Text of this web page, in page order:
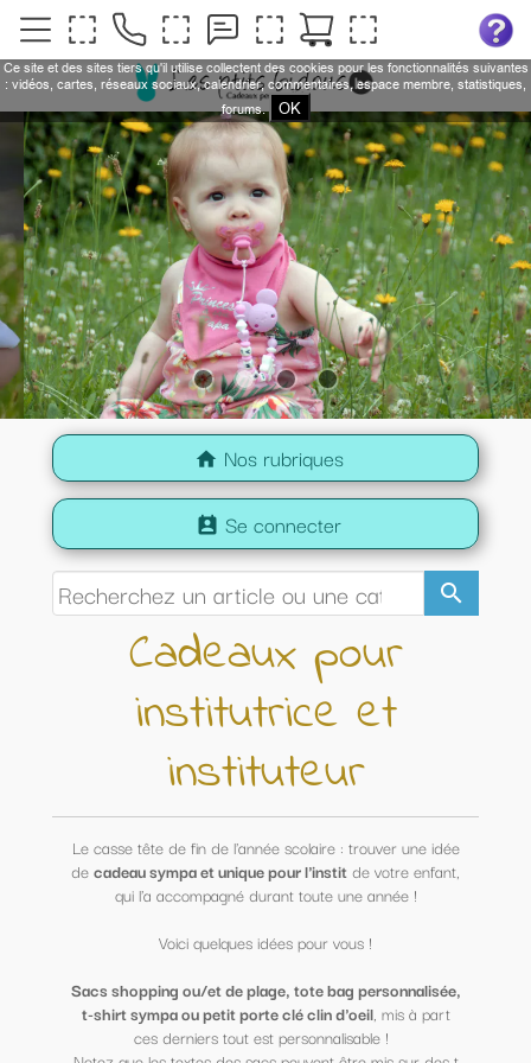
home Nos rubriques
search
perm_contact_calendar Se connecter
Cadeaux pour
institutrice et
instituteur
Le casse tête de fin de l'année scolaire : trouver une idée
decadeau sympa et unique pour l'institde votre enfant,
qui l'a accompagné durant toute une année !
Voici quelques idées pour vous !
Sacs shopping ou/et de plage, tote bag personnalisée,
t-shirt sympa ou petit porte clé clin d'oeil, mis à part
ces derniers tout est personnalisable !
Ce site et des sites tiers qu'il utilise collectent des cookies pour les fonctionnalités suivantes
: vidéos, cartes, réseaux sociaux, calendrier, commentaires, espace membre, statistiques,
forums.
OK